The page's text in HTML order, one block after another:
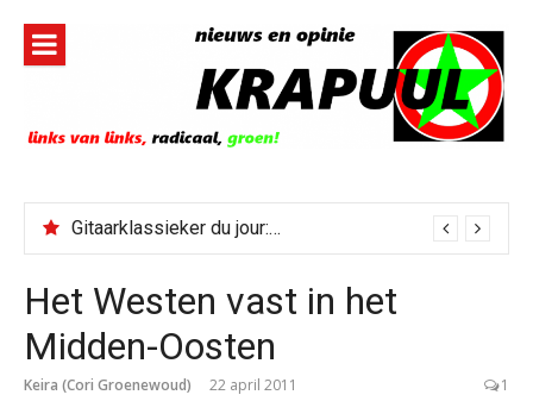
inhoud
Gitaarklassieker du jour: Paris, Texas/Cold Was The Night, Hard Was The Ground
Het Westen vast in het
Midden-Oosten
Keira (Cori Groenewoud) 22 april 2011 1